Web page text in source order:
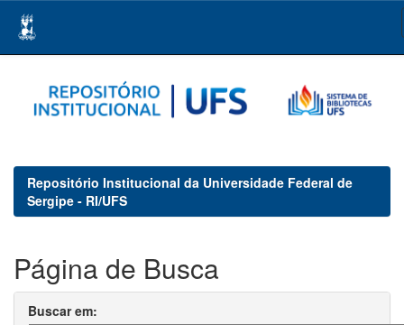
navigation
Repositório Institucional da Universidade Federal de
Sergipe - RI/UFS
Página de Busca
Buscar em: